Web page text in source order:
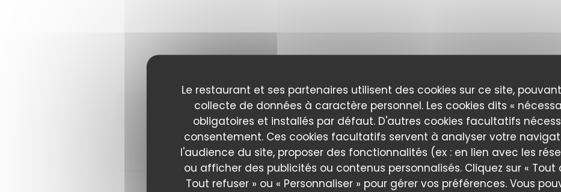
Le restaurant et ses partenaires utilisent des cookies sur ce site,
collecte de données à caractère personnel. Les cookies dits «
obligatoires et installés par défaut. D'autres cookies facultatifs
consentement. Ces cookies facultatifs servent à analyser votre
l'audience du site, proposer des fonctionnalités (ex : en lien avec les
ou afficher des publicités ou contenus personnalisés. Cliquez sur « Tout
Tout refuser » ou « Personnaliser » pour gérer vos préférences. Vous
Les 30 ans de La Cantina
02/06/2024
LIRE L'ARTICLE ((OUVRE UNE NOUVELLE FENÊTRE))